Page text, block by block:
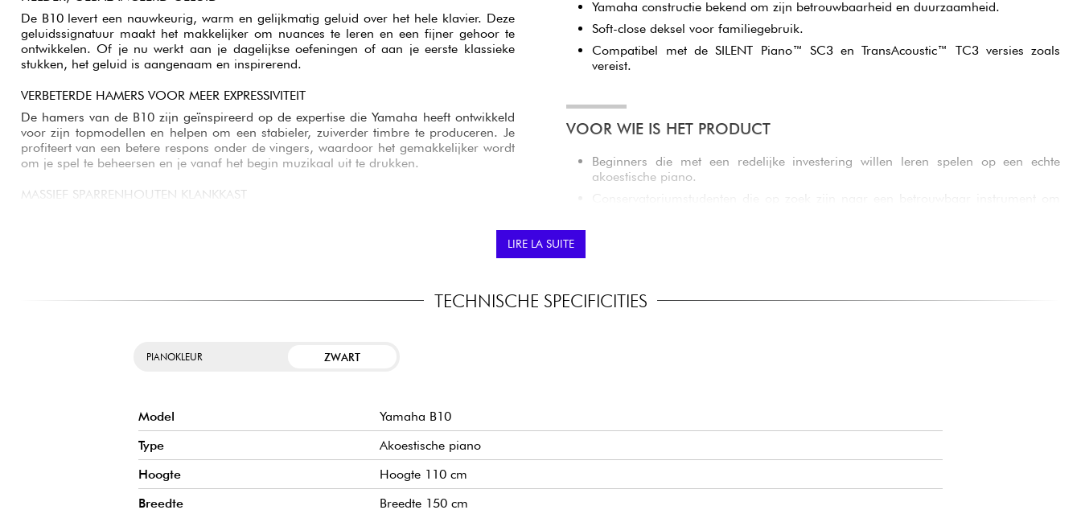
De B10 levert een nauwkeurig, warm en gelijkmatig geluid over het hele klavier. Deze
geluidssignatuur maakt het makkelijker om nuances te leren en een fijner gehoor te
ontwikkelen. Of je nu werkt aan je dagelijkse oefeningen of aan je eerste klassieke
stukken, het geluid is aangenaam en inspirerend.
VERBETERDE HAMERS VOOR MEER EXPRESSIVITEIT
De hamers van de B10 zijn geïnspireerd op de expertise die Yamaha heeft ontwikkeld
voor zijn topmodellen en helpen om een stabieler, zuiverder timbre te produceren. Je
profiteert van een betere respons onder de vingers, waardoor het gemakkelijker wordt
om je spel te beheersen en je vanaf het begin muzikaal uit te drukken.
MASSIEF SPARRENHOUTEN KLANKKAST
ontwerp zorgt ervoor dat de piano een superieure harmonische rijkdom ontwikkelt en
een grote klankprojectie behoudt ondanks zijn compacte afmetingen. Het resultaat is
Yamaha constructie bekend om zijn betrouwbaarheid en duurzaamheid.
Soft-close deksel voor familiegebruik.
Compatibel met de SILENT Piano™ SC3 en TransAcoustic™ TC3 versies zoals
vereist.
VOOR WIE IS HET PRODUCT
Beginners die met een redelijke investering willen leren spelen op een echte
akoestische piano.
Conservatoriumstudenten die op zoek zijn naar een betrouwbaar instrument om
Pianoliefhebbers die willen genieten van de kwaliteit van Yamaha zonder te
LIRE LA SUITE
TECHNISCHE SPECIFICITIES
PIANOKLEUR ZWART
Model
Yamaha B10
Type
Akoestische piano
Hoogte
Hoogte 110 cm
Breedte
Breedte 150 cm